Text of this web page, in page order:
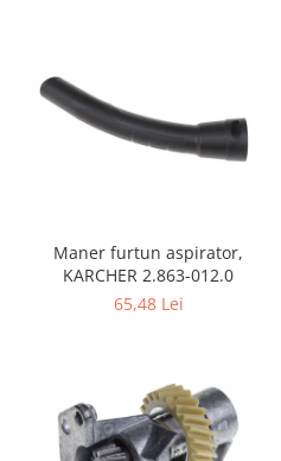
Maner furtun aspirator,
KARCHER 2.863-012.0
65,48 Lei